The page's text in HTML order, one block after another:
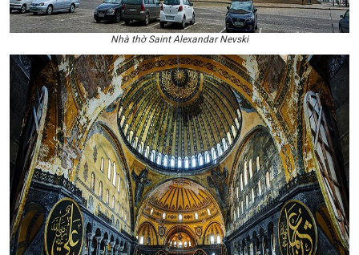
Nhà thờ Saint Alexandar Nevski